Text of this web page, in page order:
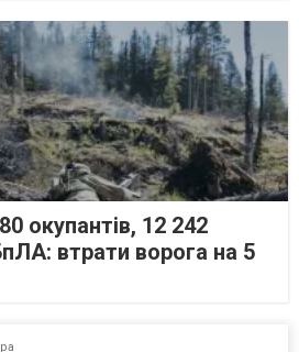
окупантів, 12 242
втрати ворога на 5